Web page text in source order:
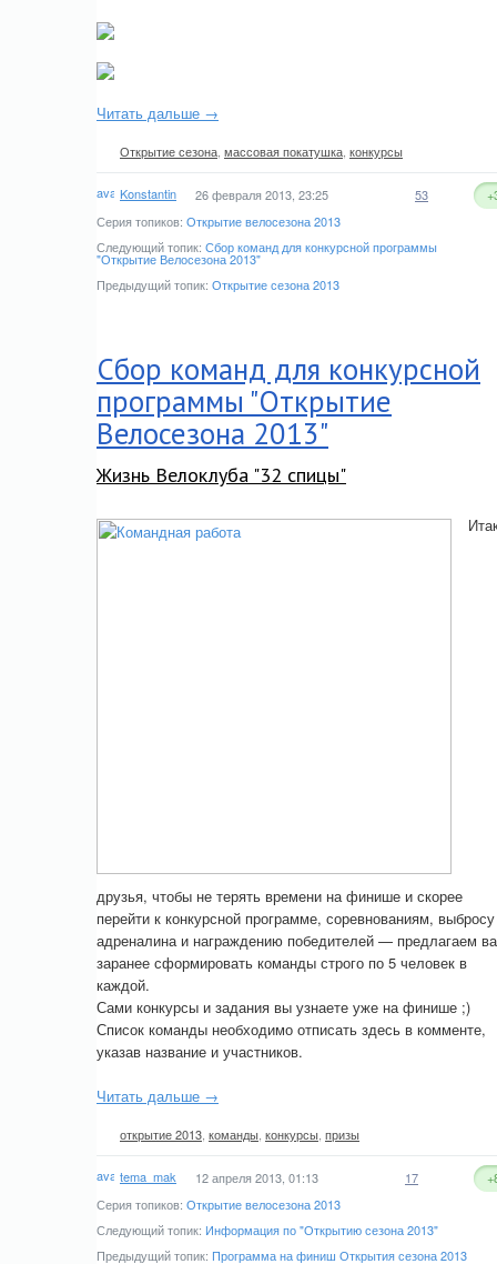
Читать дальше →
Открытие сезона массовая покатушка конкурсы
Konstantin 26 февраля 2013, 23:25 53
Серия топиков: Открытие велосезона 2013
Следующий топик: Сбор команд для конкурсной программы
"Открытие Велосезона 2013"
Предыдущий топик: Открытие сезона 2013
Сбор команд для конкурсной
программы "Открытие
Велосезона 2013"
Жизнь Велоклуба "32 спицы"
друзья, чтобы не терять времени на финише и скорее
перейти к конкурсной программе, соревнованиям, выбросу
адреналина и награждению победителей — предлагаем
заранее сформировать команды строго по 5 человек в
каждой.
Сами конкурсы и задания вы узнаете уже на финише ;)
Список команды необходимо отписать здесь в комменте,
указав название и участников.
Читать дальше →
открытие 2013 команды конкурсы призы
tema_mak 12 апреля 2013, 01:13 17
Серия топиков: Открытие велосезона 2013
Следующий топик: Информация по "Открытию сезона 2013"
Предыдущий топик: Программа на финиш Открытия сезона 2013